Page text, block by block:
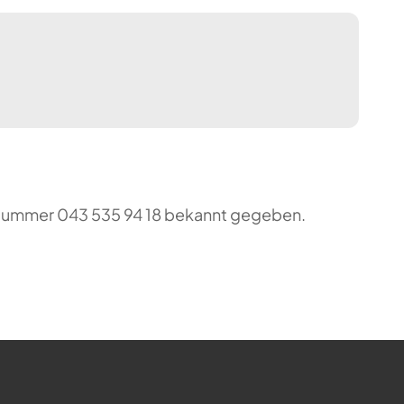
043 535 94 18 bekannt gegeben.